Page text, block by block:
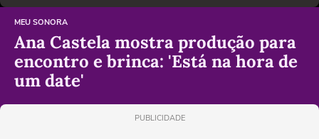
MEU SONORA
Ana Castela mostra produção para
encontro e brinca: 'Está na hora de
um date'
PUBLICIDADE